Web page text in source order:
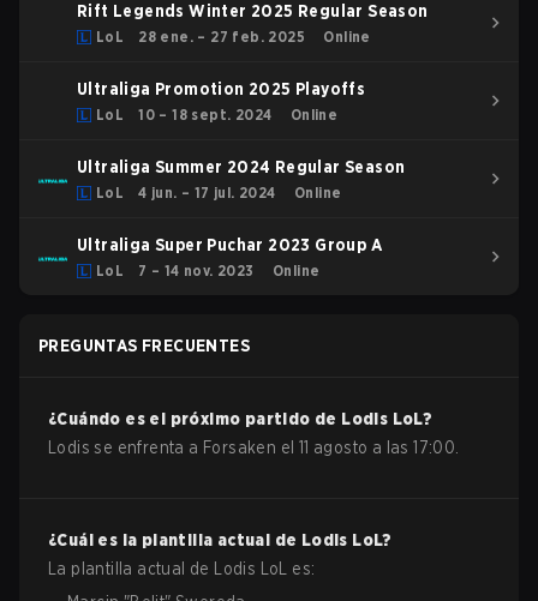
Rift Legends Winter 2025 Regular Season
LoL 28 ene. – 27 feb. 2025 Online
Ultraliga Promotion 2025 Playoffs
LoL 10 – 18 sept. 2024 Online
Ultraliga Summer 2024 Regular Season
LoL 4 jun. – 17 jul. 2024 Online
Ultraliga Super Puchar 2023 Group A
LoL 7 – 14 nov. 2023 Online
PREGUNTAS FRECUENTES
¿Cuándo es el próximo partido de Lodis LoL?
Lodis se enfrenta a Forsaken el 11 agosto a las 17:00.
¿Cuál es la plantilla actual de Lodis LoL?
La plantilla actual de
Lodis LoL
es: